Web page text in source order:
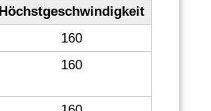
Höchstgeschwindigkeit
160
160